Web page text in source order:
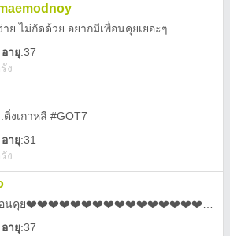
ย ไม่กัดด้วย อยากมีเพื่อนคุยเยอะๆ
อายุ:37
ง
งเกาหลี #GOT7
อายุ:31
ง
อายุ:37